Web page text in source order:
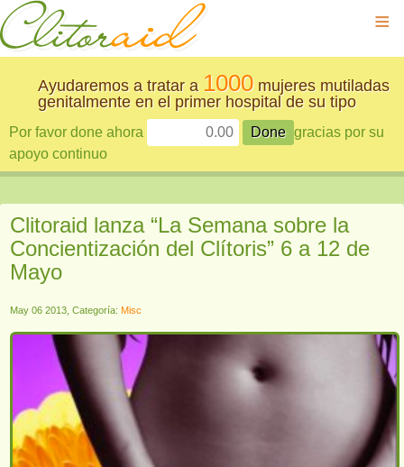
≡
Ayudaremos a tratar a 1000mujeres mutiladas
genitalmente en el primer hospital de su tipo
Por favor done ahora
gracias por su
apoyo continuo
Clitoraid lanza “La Semana sobre la
Concientización del Clítoris” 6 a 12 de
Mayo
May 06 2013, Categoría: Misc